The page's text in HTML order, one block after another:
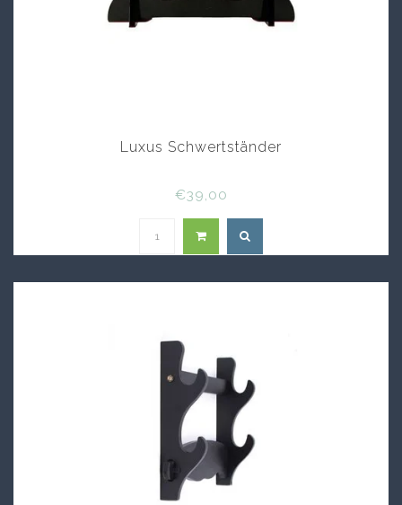
Luxus Schwertständer
€39,00